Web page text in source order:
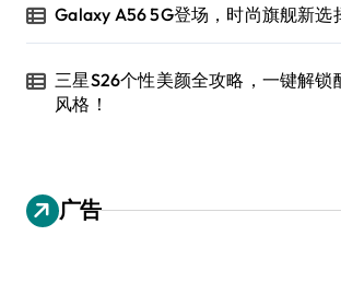
Galaxy A56 5G登场，时尚旗舰新选
三星S26个性美颜全攻略，一键解锁
风格！
广告